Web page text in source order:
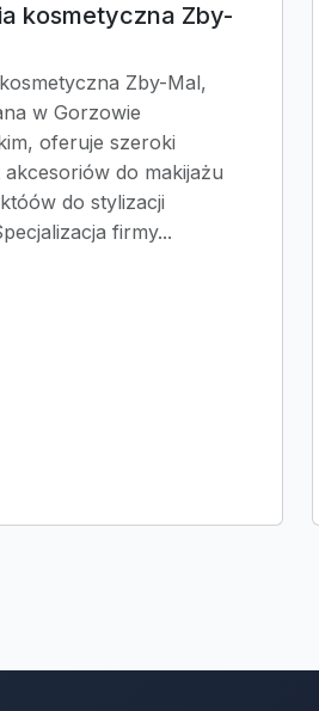
kosmetyczna Zby-
Zby-Mal,
w Gorzowie
oferuje szeroki
do makijażu
do stylizacji
firmy...